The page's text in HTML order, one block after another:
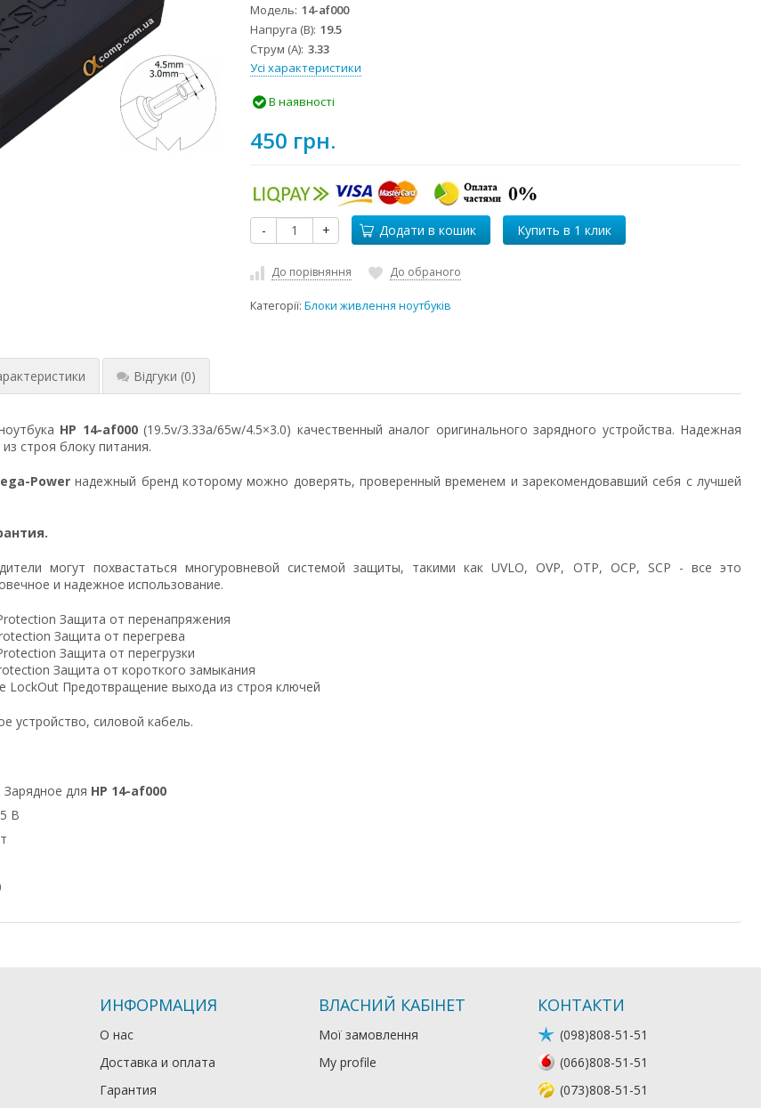
Модель 14-af000
Напруга (В) 19.5
Струм (А) 3.33
Усі характеристики
В наявності
450 грн.
- + Додати в кошик
До порівняння До обраного
Категорії:Блоки живлення ноутбуків
Відгуки (0)
HP 14-af000(19.5v/3.33a/65w/4.5×3.0) качественный аналог оригинального зарядного устройства. Надежная
строя блоку питания.
Powerнадежный бренд которому можно доверять, проверенный временем и зарекомендовавший себя с лучшей
могут похвастаться многуровневой системой защиты, такими как UVLO, OVP, OTP, OCP, SCP - все это
и надежное использование.
Защита от перенапряжения
Защита от перегрева
Защита от перегрузки
Защита от короткого замыкания
LockOut Предотвращение выхода из строя ключей
устройство, силовой кабель.
для HP 14-af000
В
ИНФОРМАЦИЯ
О нас
Доставка и оплата
Гарантия
ВЛАСНИЙ КАБІНЕТ
Мої замовлення
My profile
КОНТАКТИ
(098)808-51-51
(066)808-51-51
(073)808-51-51